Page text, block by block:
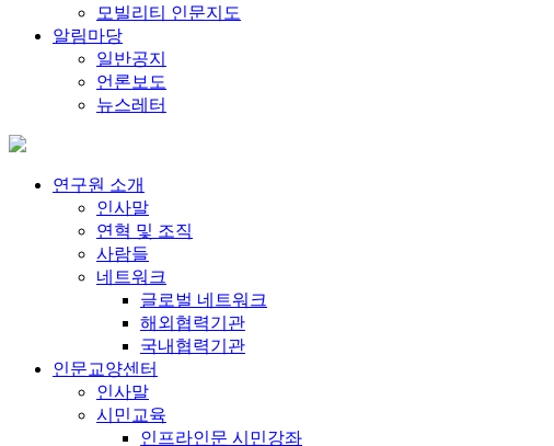
모빌리티 인문지도
알림마당
일반공지
언론보도
뉴스레터
연구원 소개
인사말
연혁 및 조직
사람들
네트워크
글로벌 네트워크
해외협력기관
국내협력기관
인문교양센터
인사말
시민교육
인프라인문 시민강좌